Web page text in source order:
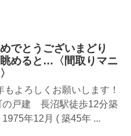
でとうございまどり
めると…〈間取りマニ
もよろしくお願いします！
の戸建 長沼駅徒歩12分築
年12月 ( 築45年 ...